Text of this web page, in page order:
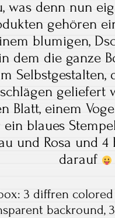
was denn nun
gehören
blumigen,
dem die ganze
geliefert
Blatt, einem
blaues
und Rosa und
darauf